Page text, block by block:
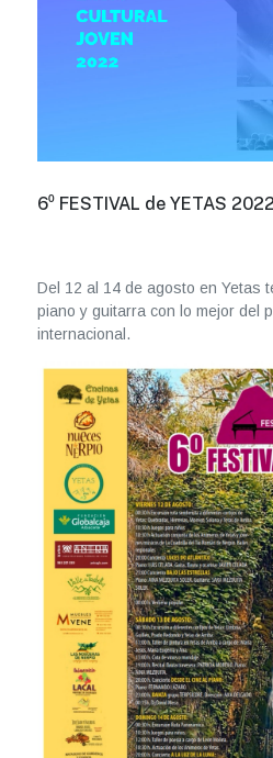
6⁰ FESTIVAL de YETAS 2022
Del 12 al 14 de agosto en Yetas
piano y guitarra con lo mejor del
internacional.